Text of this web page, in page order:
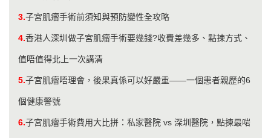
3.子宮肌瘤手術前須知與預防變性全攻略
4.香港人深圳做子宮肌瘤手術要幾錢?收費差幾多、點揀方式、
值唔值得北上一次講清
5.子宮肌瘤唔理會，後果真係可以好嚴重——一個患者親歷的6
個健康警號
6.子宮肌瘤手術費用大比拼：私家醫院 vs 深圳醫院，點揀最啱